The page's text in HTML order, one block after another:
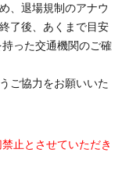
、退場規制のアナウ
了後、あくまで目安
った交通機関のご確
ご協力をお願いいた
止とさせていただき